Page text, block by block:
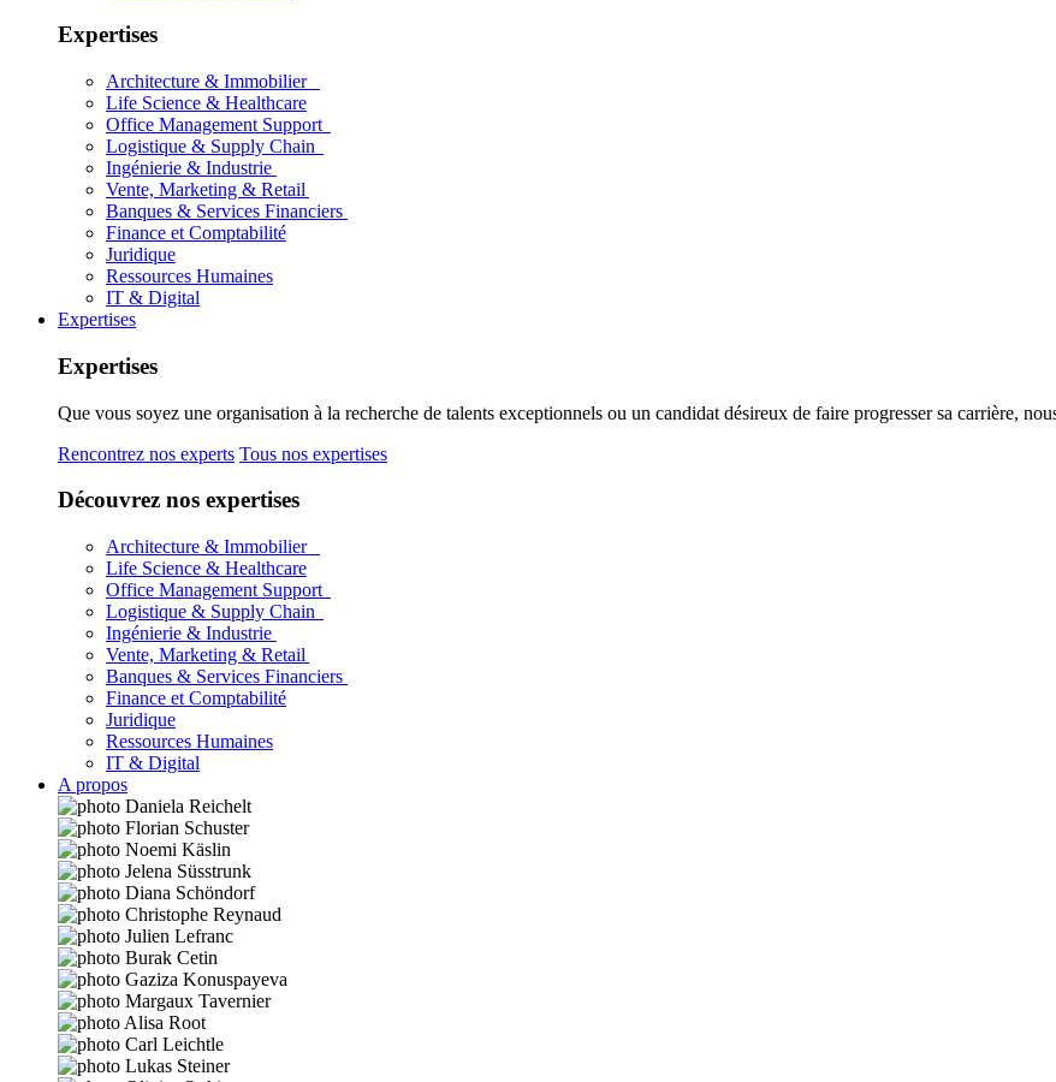
Expertises
Architecture & Immobilier
Life Science & Healthcare
Office Management Support
Logistique & Supply Chain
Ingénierie & Industrie
Vente, Marketing & Retail
Banques & Services Financiers
Finance et Comptabilité
Juridique
Ressources Humaines
IT & Digital
Expertises
Expertises
Que vous soyez une organisation à la recherche de talents exceptionnels ou un candidat désireux de faire progresser sa carrière,
Rencontrez nos experts Tous nos expertises
Découvrez nos expertises
Architecture & Immobilier
Life Science & Healthcare
Office Management Support
Logistique & Supply Chain
Ingénierie & Industrie
Vente, Marketing & Retail
Banques & Services Financiers
Finance et Comptabilité
Juridique
Ressources Humaines
IT & Digital
A propos